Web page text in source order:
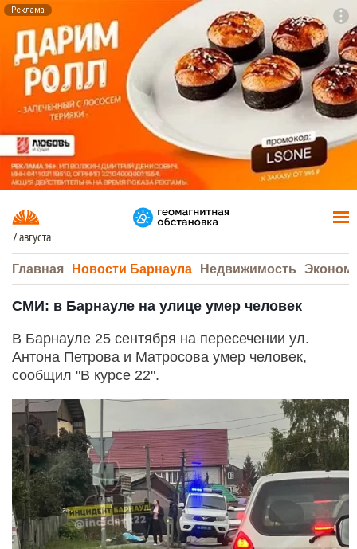
Реклама
7 августа
Главная Новости Барнаула Недвижимость
СМИ: в Барнауле на улице умер человек
В Барнауле 25 сентября на пересечении ул.
Антона Петрова и Матросова умер человек,
сообщил "В курсе 22".